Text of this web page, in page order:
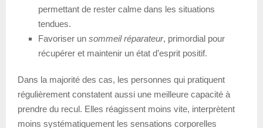
permettant de rester calme dans les situations
tendues.
Favoriser un sommeil réparateur, primordial pour
récupérer et maintenir un état d’esprit positif.
Dans la majorité des cas, les personnes qui pratiquent
régulièrement constatent aussi une meilleure capacité à
prendre du recul. Elles réagissent moins vite, interprètent
moins systématiquement les sensations corporelles